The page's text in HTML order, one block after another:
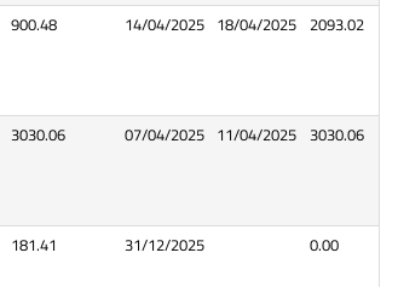
900.48 14/04/2025 18/04/2025 2093.02
3030.06 07/04/2025 11/04/2025 3030.06
181.41 31/12/2025 0.00